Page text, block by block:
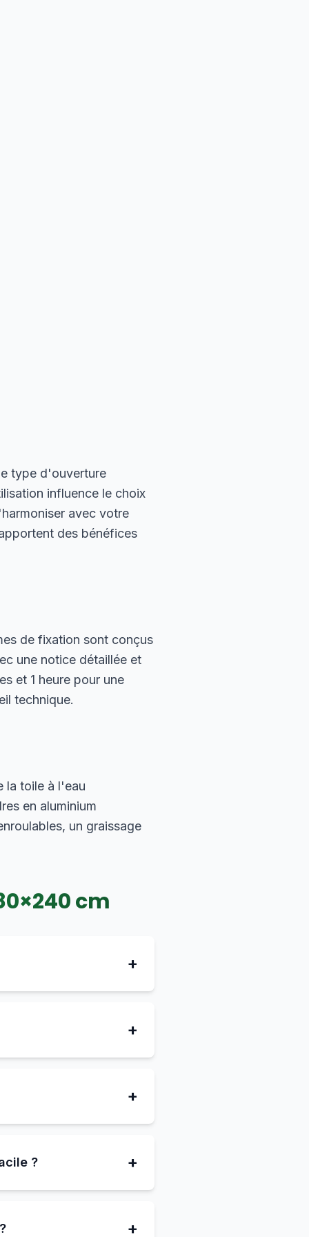
type d'ouverture
influence le choix
avec votre
des bénéfices
de fixation sont conçus
une notice détaillée et
et 1 heure pour une
technique.
la toile à l'eau
en aluminium
un graissage
×240cm
+
+
+
? +
+